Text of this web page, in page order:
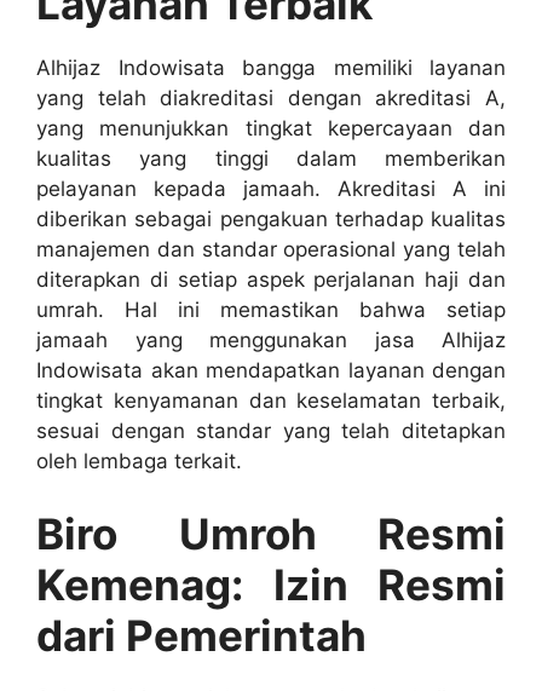
Alhijaz Indowisata bangga memiliki layanan
yang telah diakreditasi dengan akreditasi A,
yang menunjukkan tingkat kepercayaan dan
kualitas yang tinggi dalam memberikan
pelayanan kepada jamaah. Akreditasi A ini
diberikan sebagai pengakuan terhadap kualitas
manajemen dan standar operasional yang telah
diterapkan di setiap aspek perjalanan haji dan
umrah. Hal ini memastikan bahwa setiap
jamaah yang menggunakan jasa Alhijaz
Indowisata akan mendapatkan layanan dengan
tingkat kenyamanan dan keselamatan terbaik,
sesuai dengan standar yang telah ditetapkan
oleh lembaga terkait.
Biro Umroh Resmi
Kemenag: Izin Resmi
dari Pemerintah